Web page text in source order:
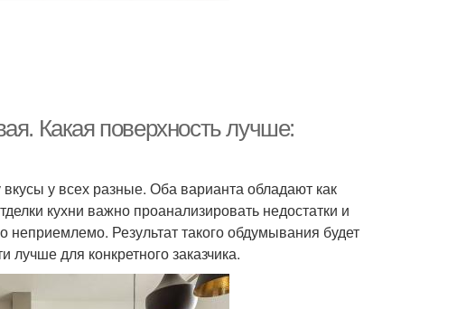
Какая поверхность лучше:
у всех разные. Оба варианта обладают как
кухни важно проанализировать недостатки и
Результат такого обдумывания будет
для конкретного заказчика.